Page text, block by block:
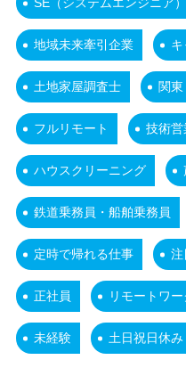
地域未来牽引企業
土地家屋調査士 関東
フルリモート 技術営
ハウスクリーニング
鉄道乗務員・船舶乗務員
定時で帰れる仕事 注
正社員 リモートワ
未経験 土日祝日休み